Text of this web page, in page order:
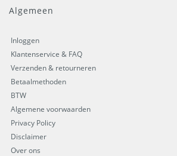
Algemeen
Inloggen
Klantenservice & FAQ
Verzenden & retourneren
Betaalmethoden
BTW
Algemene voorwaarden
Privacy Policy
Disclaimer
Over ons